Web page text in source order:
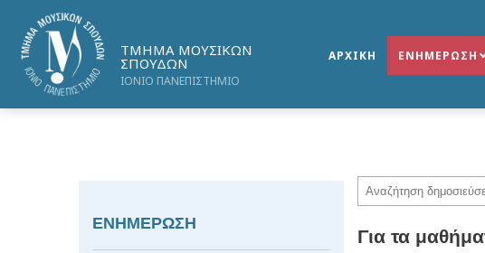
ΤΜΗΜΑ ΜΟΥΣΙΚΩΝ
ΣΠΟΥΔΩΝ
ΙΟΝΙΟ ΠΑΝΕΠΙΣΤΗΜΙΟ
ΑΡΧΙΚΗ ΕΝΗΜΕΡΩΣΗ
Για τα
ΕΝΗΜΕΡΩΣΗ